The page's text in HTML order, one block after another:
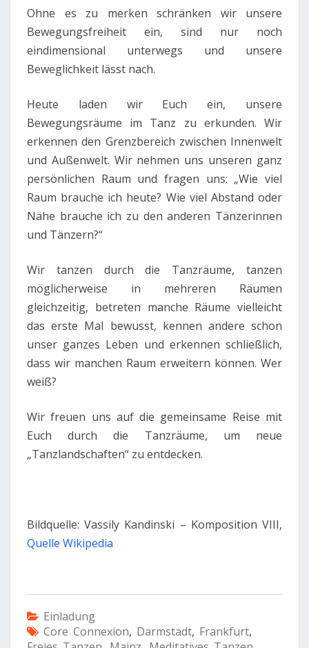
Ohne es zu merken schränken wir unsere
Bewegungsfreiheit ein, sind nur noch
eindimensional unterwegs und unsere
Beweglichkeit lässt nach.
Heute laden wir Euch ein, unsere
Bewegungsräume im Tanz zu erkunden. Wir
erkennen den Grenzbereich zwischen Innenwelt
und Außenwelt. Wir nehmen uns unseren ganz
persönlichen Raum und fragen uns: „Wie viel
Raum brauche ich heute? Wie viel Abstand oder
Nähe brauche ich zu den anderen Tänzerinnen
und Tänzern?“
Wir tanzen durch die Tanzräume, tanzen
möglicherweise in mehreren Räumen
gleichzeitig, betreten manche Räume vielleicht
das erste Mal bewusst, kennen andere schon
unser ganzes Leben und erkennen schließlich,
dass wir manchen Raum erweitern können. Wer
weiß?
Wir freuen uns auf die gemeinsame Reise mit
Euch durch die Tanzräume, um neue
„Tanzlandschaften“ zu entdecken.
Bildquelle: Vassily Kandinski – Komposition VIII,
Quelle Wikipedia
Einladung
Core Connexion, Darmstadt, Frankfurt,